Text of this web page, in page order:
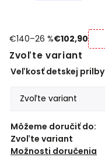
€140–26 %€102,90
Zvoľte variant
Veľkosť detskej prilby
Môžeme doručiť do:
Zvoľte variant
Možnosti doručenia